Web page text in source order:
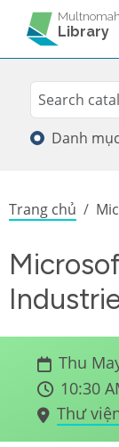
Skip to main
Library
Search
Tìm kiếm
Danh mục
Trang chủ
Thu
10:30
Thư